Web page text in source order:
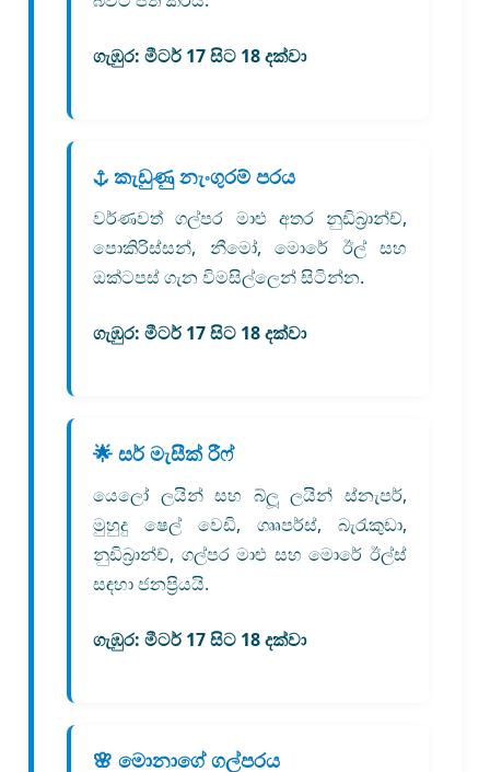
ගැඹුර: මීටර් 17 සිට 18 දක්වා
⚓ කැඩුණු නැංගුරම් පරය
වර්ණවත් ගල්පර මාළු අතර නුඩිබ්‍රාන්ච්,
පොකිරිස්සන්, නීමෝ, මොරේ ඊල් සහ
ඔක්ටපස් ගැන විමසිල්ලෙන් සිටින්න.
ගැඹුර: මීටර් 17 සිට 18 දක්වා
🌟 සර් මැසීක් රීෆ්
යෙලෝ ලයින් සහ බ්ලූ ලයින් ස්නැපර්,
මුහුදු ෂෙල් වෙඩි, ගෲපර්ස්, බැරැකුඩා,
නුඩිබ්‍රාන්ච්, ගල්පර මාළු සහ මොරේ ඊල්ස්
සඳහා ජනප්‍රියයි.
ගැඹුර: මීටර් 17 සිට 18 දක්වා
🌸 මොනාගේ ගල්පරය